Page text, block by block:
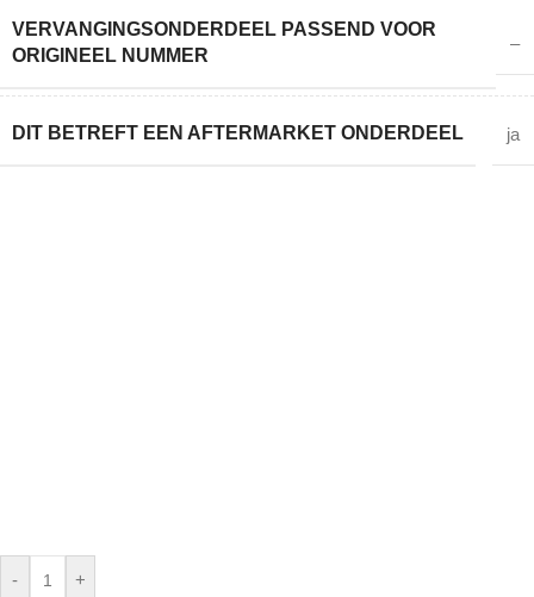
VERVANGINGSONDERDEEL PASSEND VOOR
ORIGINEEL NUMMER
–
DIT BETREFT EEN AFTERMARKET ONDERDEEL ja
- +